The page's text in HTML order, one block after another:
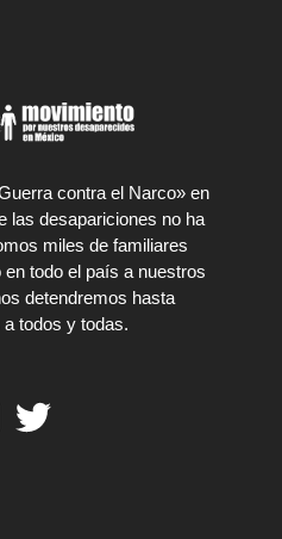
contra el Narco» en
las desapariciones no ha
miles de familiares
todo el país a nuestros
detendremos hasta
todos y todas.